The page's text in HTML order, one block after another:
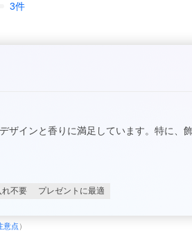
3件
ザインと香りに満足しています。特に
れ不要 プレゼントに最適
意点 ）